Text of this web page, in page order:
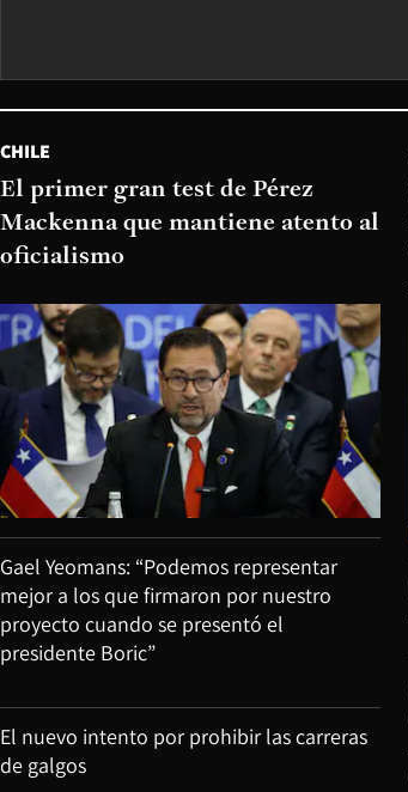
CHILE
El primer gran test de Pérez
Mackenna que mantiene atento al
oficialismo
Gael Yeomans: “Podemos representar
mejor a los que firmaron por nuestro
proyecto cuando se presentó el
presidente Boric”
El nuevo intento por prohibir las carreras
de galgos